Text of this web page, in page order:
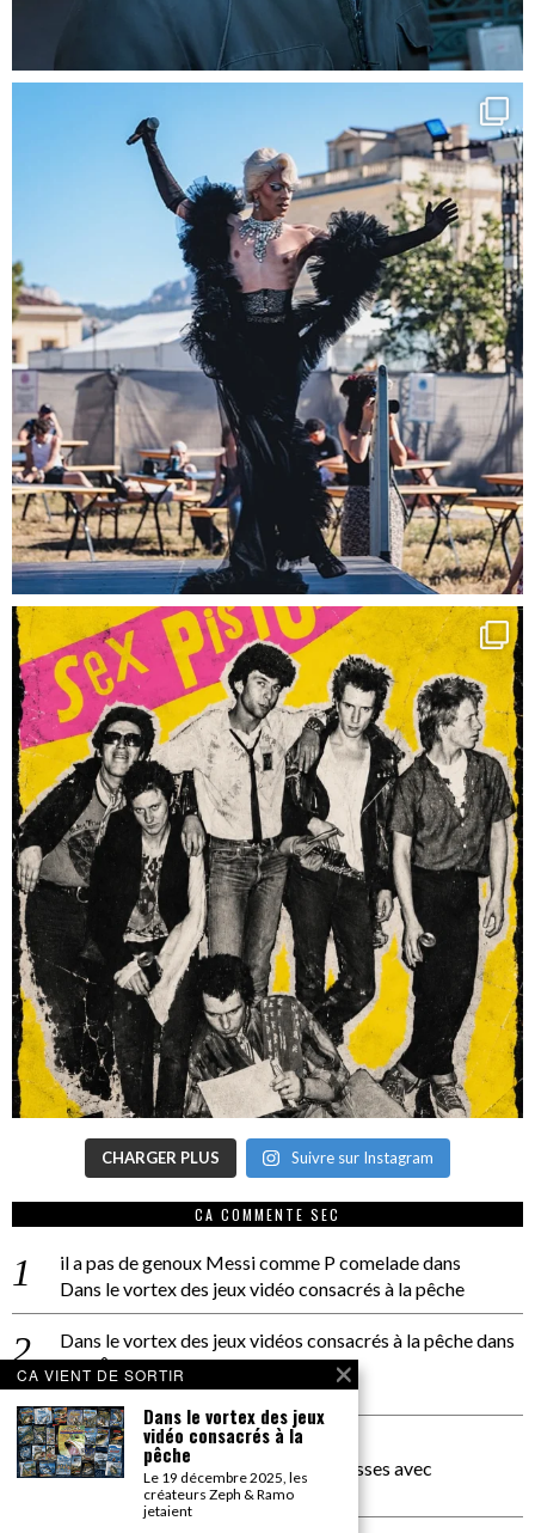
CHARGER PLUS Suivre sur Instagram
CA COMMENTE SEC
il a pas de genoux Messi comme P comeladedans
Dans le vortex des jeux vidéo consacrés à la pêche
Dans le vortex des jeux vidéos consacrés à la pêchedans
PACÔME THIELLEMENT
La séance d’Hip Gnose
La Patrie
dans
On a parlé Dolce Vita et lutte des classes avec
Bernardino Femminielli
CA VIENT DE SORTIR
Dans le vortex des jeux
vidéo consacrés à la
pêche
Le 19 décembre 2025, les
créateurs Zeph & Ramo
jetaient